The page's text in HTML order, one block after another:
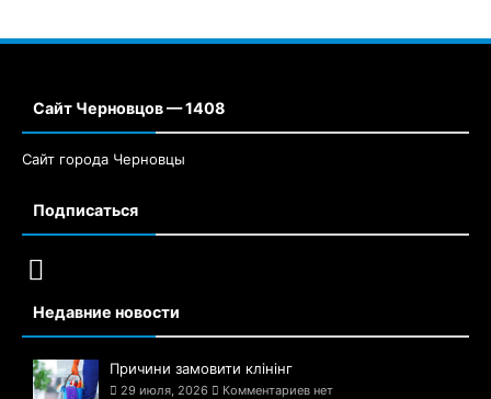
Сайт Черновцов — 1408
Сайт города Черновцы
Подписаться
Недавние новости
Причини замовити клінінг
29 июля, 2026 Комментариев нет